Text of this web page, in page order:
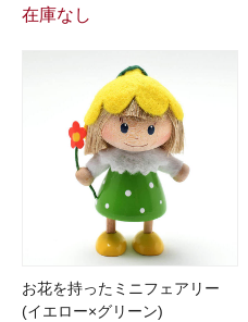
在庫なし
お花を持ったミニフェアリー
(イエロー×グリーン)